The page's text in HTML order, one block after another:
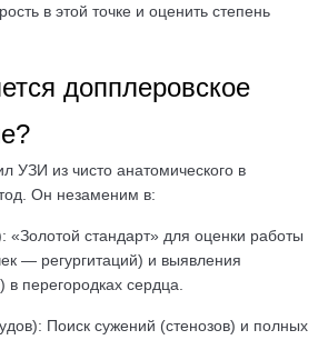
в этой точке и оценить степень
допплеровское
УЗИ из чисто анатомического в
Он незаменим в:
«Золотой стандарт» для оценки работы
— регургитаций) и выявления
в перегородках сердца.
Поиск сужений (стенозов) и полных